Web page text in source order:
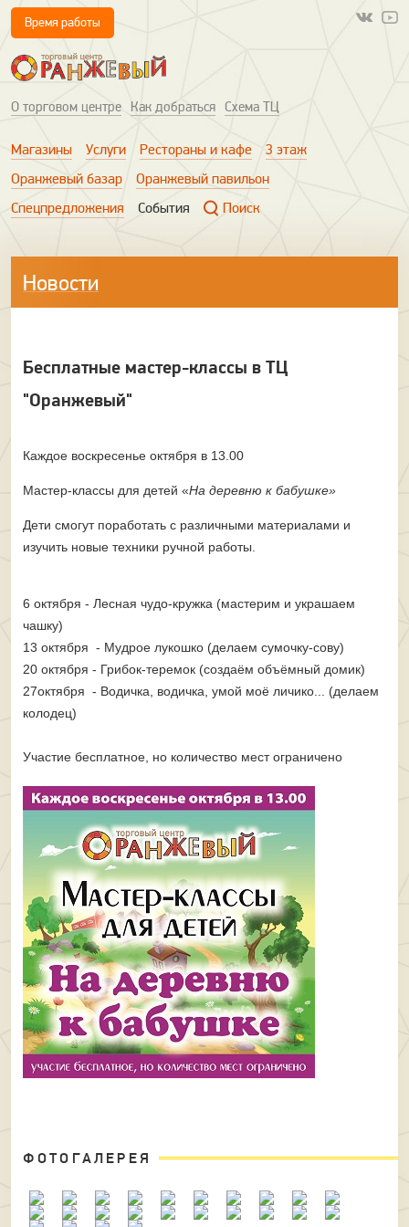
О торговом центре Как добраться Схема ТЦ
Время работы
Магазины Услуги Рестораны и кафе
3 этаж
Оранжевый базар
Оранжевый павильон
Спецпредложения
События Поиск
Новости
Бесплатные мастер-классы в ТЦ
"Оранжевый"
Каждое воскресенье октября в 13.00
Мастер-классы для детей «На деревню к бабушке»
Дети смогут поработать с различными материалами и
изучить новые техники ручной работы.
6 октября - Лесная чудо-кружка (мастерим и украшаем
чашку)
13 октября - Мудрое лукошко (делаем сумочку-сову)
20 октября - Грибок-теремок (создаём объёмный домик)
27октября - Водичка, водичка, умой моё личико... (делаем
колодец)
Участие бесплатное, но количество мест ограничено
ФОТОГАЛЕРЕЯ